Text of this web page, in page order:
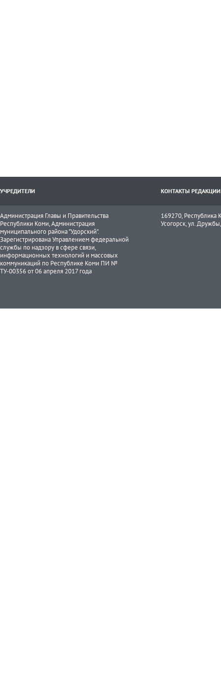
УЧРЕДИТЕЛИ КОНТАКТЫ РЕДАКЦИИ
Администрация Главы и Правительства
Республики Коми, Администрация
муниципального района "Удорский".
Зарегистрирована Управлением федеральной
службы по надзору в сфере связи,
информационных технологий и массовых
коммуникаций по Республике Коми ПИ №
ТУ-00356 от 06 апреля 2017 года
169270, Республика
Усогорск, ул.